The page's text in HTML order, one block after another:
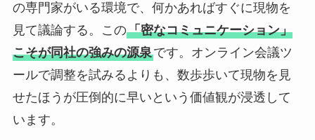
の専門家がいる環境で、何かあればすぐに現物を
見て議論する。この「密なコミュニケーション」
こそが同社の強みの源泉です。オンライン会議ツ
ールで調整を試みるよりも、数歩歩いて現物を見
せたほうが圧倒的に早いという価値観が浸透して
います。